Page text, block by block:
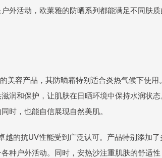
外活动，欧莱雅的防晒系列都能满足不同肤
美容产品，其防晒霜特别适合炎热气候下使
润和保护，让肌肤在日晒环境中保持水润状
时，也能自信展现自然美肌。
的抗UV性能受到广泛认可。产品特别添加
种户外活动。同时，安热沙注重肌肤的舒适